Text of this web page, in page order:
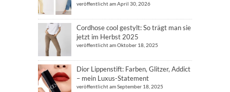
veröffentlicht am April 30, 2026
Cordhose cool gestylt: So trägt man sie
jetzt im Herbst 2025
veröffentlicht am Oktober 18, 2025
Dior Lippenstift: Farben, Glitzer, Addict
– mein Luxus-Statement
veröffentlicht am September 18, 2025